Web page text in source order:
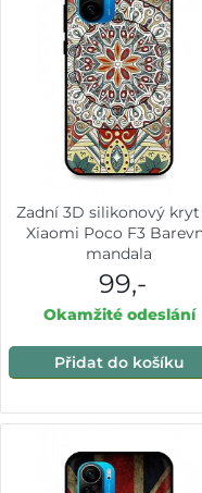
Zadní 3D silikonový kryt
Xiaomi Poco F3
mandala
99,-
Okamžité odeslání
Přidat do košíku